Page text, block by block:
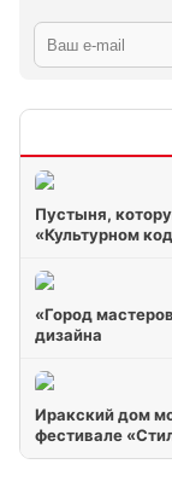
Пустыня,
«Культурном
«Город
дизайна
Иракский дом
фестивале